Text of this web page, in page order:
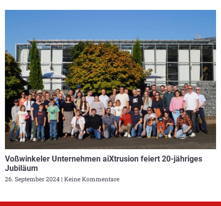
Voßwinkeler Unternehmen aiXtrusion feiert 20-jähriges
Jubiläum
26. September 2024 Keine Kommentare